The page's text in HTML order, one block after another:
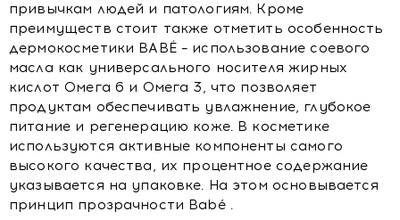
привычкам людей и патологиям. Кроме
преимуществ стоит также отметить особенность
дермокосметики BABÉ – использование соевого
масла как универсального носителя жирных
кислот Омега 6 и Омега 3, что позволяет
продуктам обеспечивать увлажнение, глубокое
питание и регенерацию коже. В косметике
используются активные компоненты самого
высокого качества, их процентное содержание
указывается на упаковке. На этом основывается
принцип прозрачности Babé .